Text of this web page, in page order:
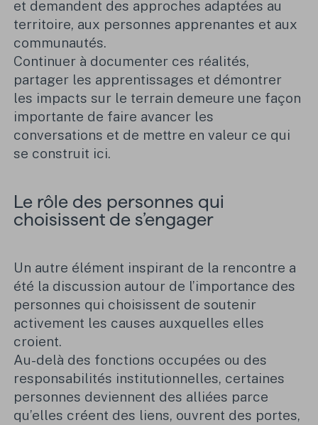
et demandent des approches adaptées au
territoire, aux personnes apprenantes et aux
communautés.
Continuer à documenter ces réalités,
partager les apprentissages et démontrer
les impacts sur le terrain demeure une façon
importante de faire avancer les
conversations et de mettre en valeur ce qui
se construit ici.
Le rôle des personnes qui
choisissent de s’engager
Un autre élément inspirant de la rencontre a
été la discussion autour de l’importance des
personnes qui choisissent de soutenir
activement les causes auxquelles elles
croient.
Au-delà des fonctions occupées ou des
responsabilités institutionnelles, certaines
personnes deviennent des alliées parce
qu’elles créent des liens, ouvrent des portes,